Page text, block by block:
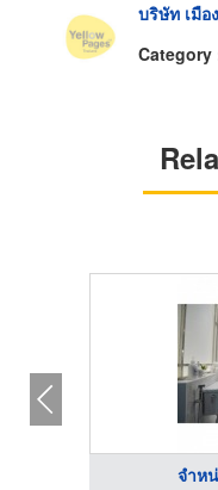
บริษัท เมือ
Category
จำหน่